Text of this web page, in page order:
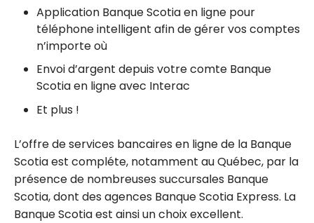
Application Banque Scotia en ligne pour
téléphone intelligent afin de gérer vos comptes
n’importe où
Envoi d’argent depuis votre comte Banque
Scotia en ligne avec Interac
Et plus !
L’offre de services bancaires en ligne de la Banque
Scotia est compléte, notamment au Québec, par la
présence de nombreuses succursales Banque
Scotia, dont des agences Banque Scotia Express. La
Banque Scotia est ainsi un choix excellent.